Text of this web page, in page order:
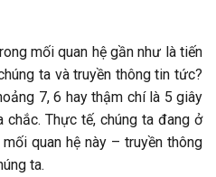
mối quan hệ gần như là tiến
ta và truyền thông tin tức?
7, 6 hay thậm chí là 5 giây
chắc. Thực tế, chúng ta đang ở
quan hệ này – truyền thông
ta.